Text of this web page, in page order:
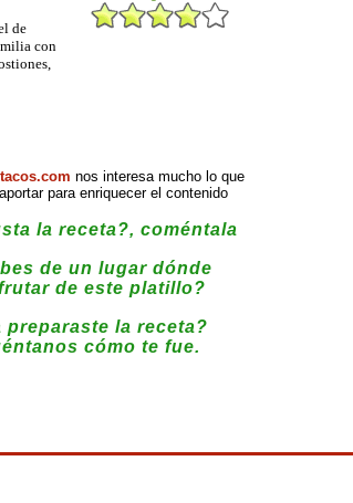
de
con
nos interesa mucho lo que
para enriquecer el contenido
la receta?, coméntala
de un lugar dónde
de este platillo?
preparaste la receta?
cómo te fue.